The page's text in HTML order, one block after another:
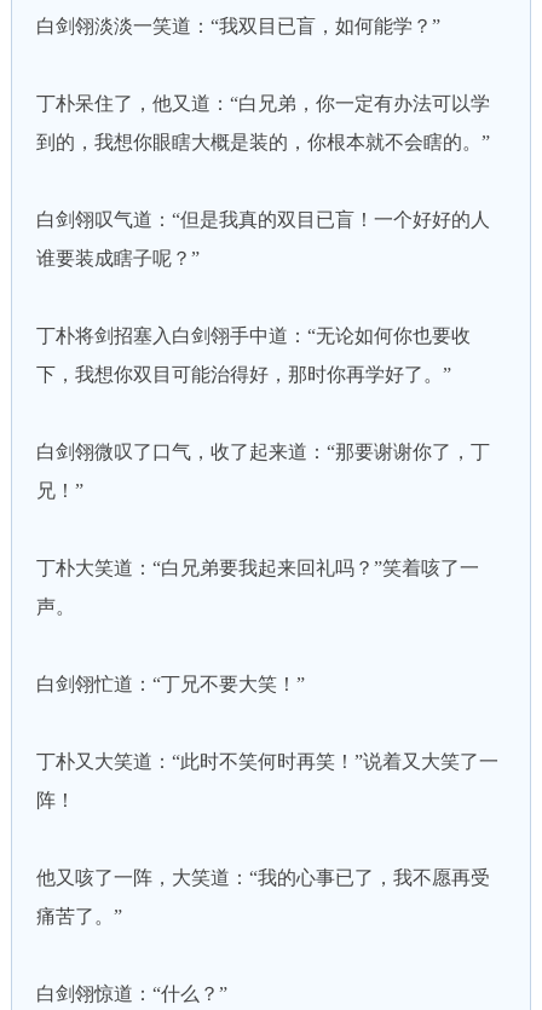
白剑翎淡淡一笑道：“我双目已盲，如何能学？”
丁朴呆住了，他又道：“白兄弟，你一定有办法可以学
到的，我想你眼瞎大概是装的，你根本就不会瞎的。”
白剑翎叹气道：“但是我真的双目已盲！一个好好的人
谁要装成瞎子呢？”
丁朴将剑招塞入白剑翎手中道：“无论如何你也要收
下，我想你双目可能治得好，那时你再学好了。”
白剑翎微叹了口气，收了起来道：“那要谢谢你了，丁
兄！”
丁朴大笑道：“白兄弟要我起来回礼吗？”笑着咳了一
声。
白剑翎忙道：“丁兄不要大笑！”
丁朴又大笑道：“此时不笑何时再笑！”说着又大笑了一
阵！
他又咳了一阵，大笑道：“我的心事已了，我不愿再受
痛苦了。”
白剑翎惊道：“什么？”